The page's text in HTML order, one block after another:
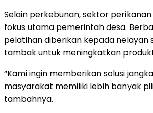
Selain perkebunan, sektor
fokus utama pemerintah desa.
pelatihan diberikan kepada nelayan
tambak untuk meningkatkan
“Kami ingin memberikan solusi
masyarakat memiliki lebih banyak
tambahnya.